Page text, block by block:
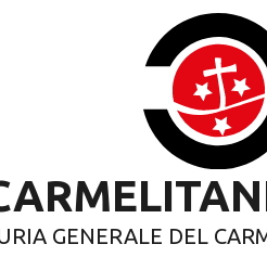
GENERALE DEL